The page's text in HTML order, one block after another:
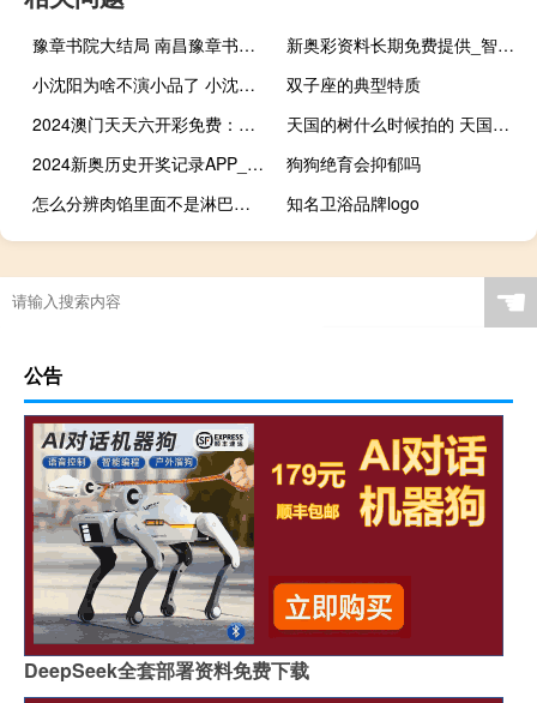
豫章书院大结局 南昌豫章书院打死学生
新奥彩资料长期免费提供_智能AI深度解析_百度大脑版A12.26.23
小沈阳为啥不演小品了 小沈阳爱是你我小品
双子座的典型特质
2024澳门天天六开彩免费：通俗的最新解答-3761.ISO.880
天国的树什么时候拍的 天国的树国语版全集
2024新奥历史开奖记录APP_引发热议与讨论_3DM60.84.43
狗狗绝育会抑郁吗
怎么分辨肉馅里面不是淋巴肉 怎么判断是不是淋巴肉
知名卫浴品牌logo
☚
公告
DeepSeek全套部署资料免费下载